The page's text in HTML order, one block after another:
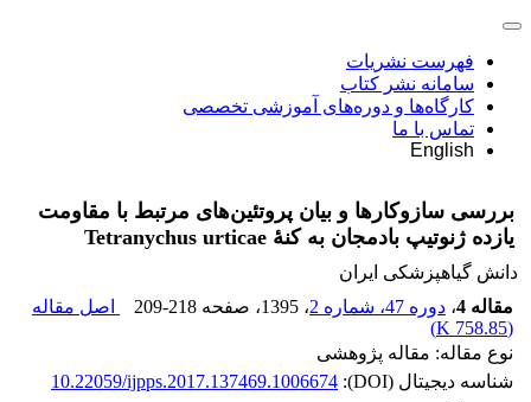
فهرست نشریات
سامانه نشر کتاب
کارگاه‌ها و دوره‌های آموزشی تخصصی
تماس با ما
English
بررسی سازوکارها و بیان پروتئین‌های مرتبط با مقاومت
یازده ژنوتیپ بادمجان به کنۀ Tetranychus urticae
دانش گیاهپزشکی ایران
مقاله 4
، دوره 47، شماره 2 ، 1395 ، صفحه 209-218
اصل مقاله
(
758.85 K
)
نوع مقاله: مقاله پژوهشی
شناسه دیجیتال (DOI):
10.22059/ijpps.2017.137469.1006674